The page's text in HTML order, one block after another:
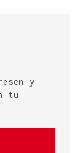
y
tu